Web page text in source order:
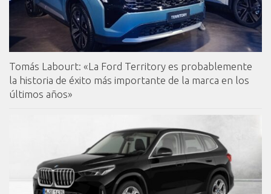
Tomás Labourt: «La Ford Territory es probablemente
la historia de éxito más importante de la marca en los
últimos años»